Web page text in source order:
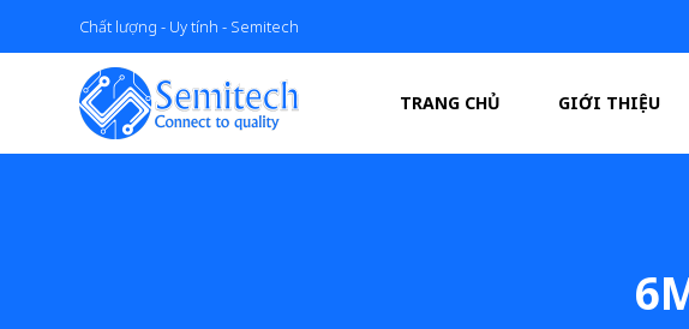
Chất lượng - Uy tính - Semitech
TRANG CHỦ GIỚI THIỆU